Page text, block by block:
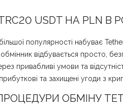
USDT НА PLN В
популярності набуває
відбувається просто,
привабливі умови та
та захищені угоди з
ОБМІНУ